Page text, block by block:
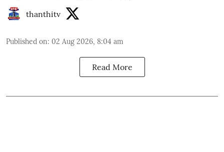
thanthitv
Published on: 02 Aug 2026, 8:04 am
Read More